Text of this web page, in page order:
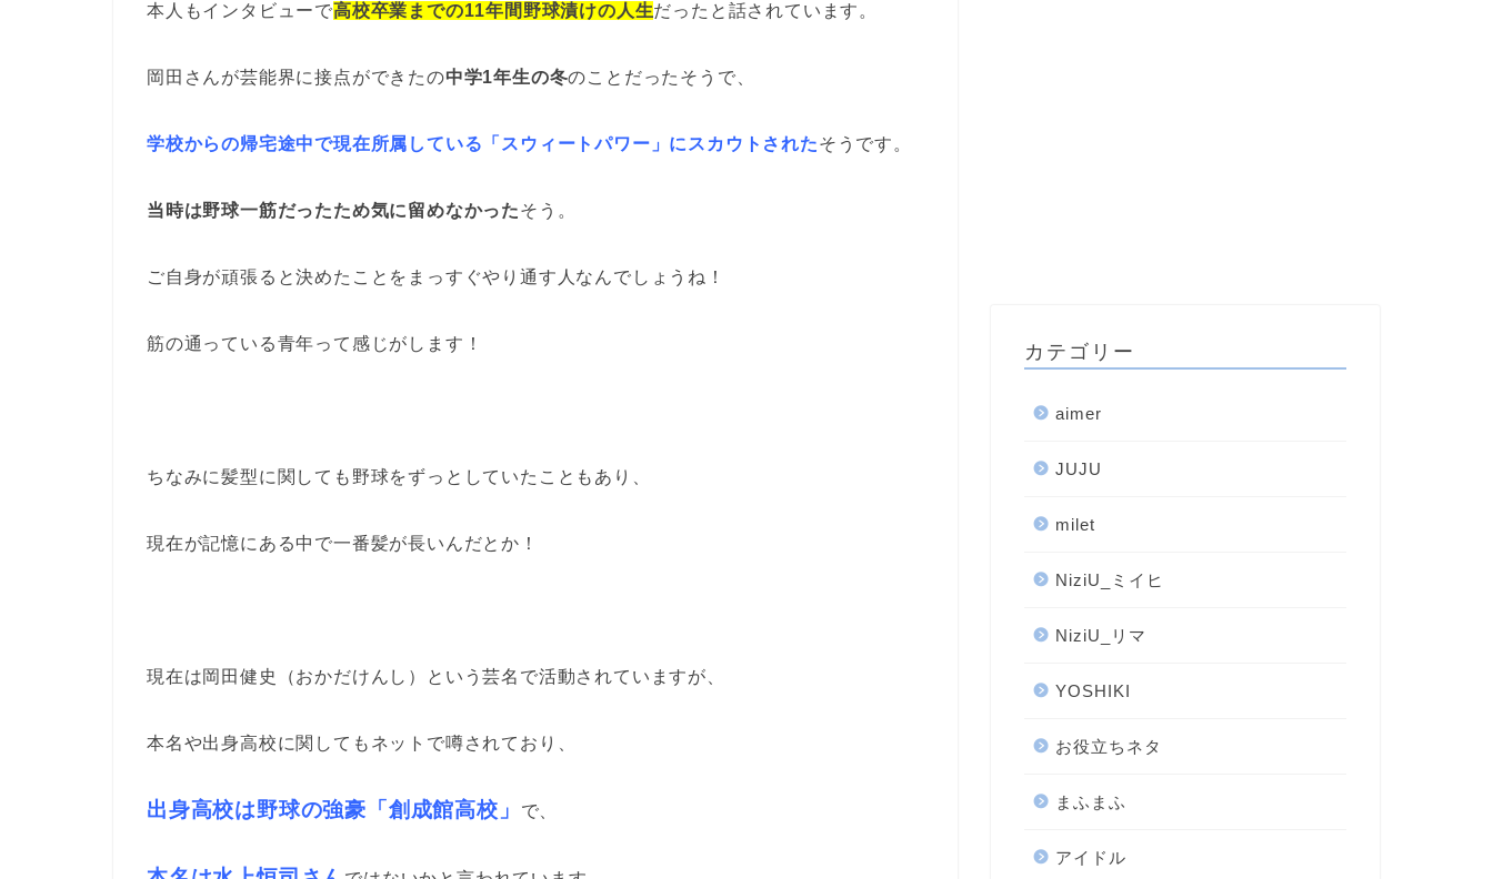
本人もインタビューで高校卒業までの11年間野球漬けの人生だったと話されています。
岡田さんが芸能界に接点ができたの中学1年生の冬のことだったそうで、
学校からの帰宅途中で現在所属している「スウィートパワー」にスカウトされたそうです。
当時は野球一筋だったため気に留めなかったそう。
ご自身が頑張ると決めたことをまっすぐやり通す人なんでしょうね！
筋の通っている青年って感じがします！
ちなみに髪型に関しても野球をずっとしていたこともあり、
現在が記憶にある中で一番髪が長いんだとか！
現在は岡田健史（おかだけんし）という芸名で活動されていますが、
本名や出身高校に関してもネットで噂されており、
出身高校は野球の強豪「創成館高校」 で、
カテゴリー
aimer
JUJU
milet
NiziU_ミイヒ
NiziU_リマ
YOSHIKI
お役立ちネタ
まふまふ
アイドル